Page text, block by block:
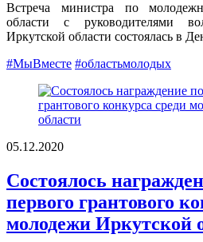
Встреча министра по
области с руководителями
Иркутской области состоялась в
#МыВместе #областьмолодых
05.12.2020
Состоялось
первого грантового
молодежи Иркутской